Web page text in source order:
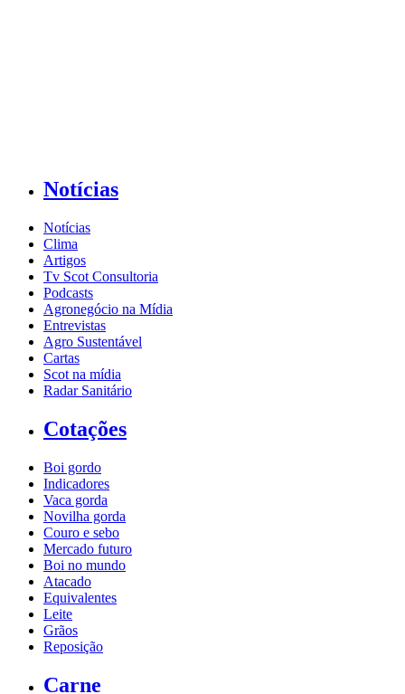
Notícias
Notícias
Clima
Artigos
Tv Scot Consultoria
Podcasts
Agronegócio na Mídia
Entrevistas
Agro Sustentável
Cartas
Scot na mídia
Radar Sanitário
Cotações
Boi gordo
Indicadores
Vaca gorda
Novilha gorda
Couro e sebo
Mercado futuro
Boi no mundo
Atacado
Equivalentes
Leite
Grãos
Reposição
Carne